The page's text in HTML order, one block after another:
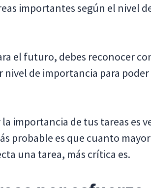
importantes según el nivel
el futuro, debes reconocer
nivel de importancia para
importancia de tus tareas es
probable es que cuanto
una tarea, más crítica es.